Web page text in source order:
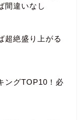
間違いなし
超絶盛り上がる
ングTOP10！必